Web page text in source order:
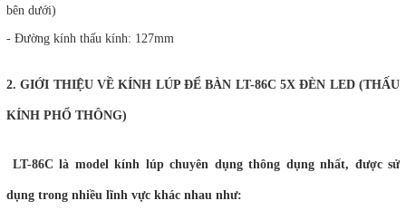
bên dưới)
- Đường kính thấu kính: 127mm
2. GIỚI THIỆU VỀ KÍNH LÚP ĐỂ BÀN LT-86C 5X ĐÈN LED (THẤU
KÍNH PHỔ THÔNG)
LT-86C là model kính lúp chuyên dụng thông dụng nhất, được sử
dụng trong nhiều lĩnh vực khác nhau như: